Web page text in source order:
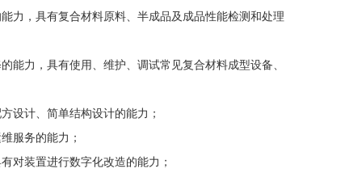
力，具有复合材料原料、半成品及成品性能检测和处理
能力，具有使用、维护、调试常见复合材料成型设备、
设计、简单结构设计的能力；
服务的能力；
对装置进行数字化改造的能力；